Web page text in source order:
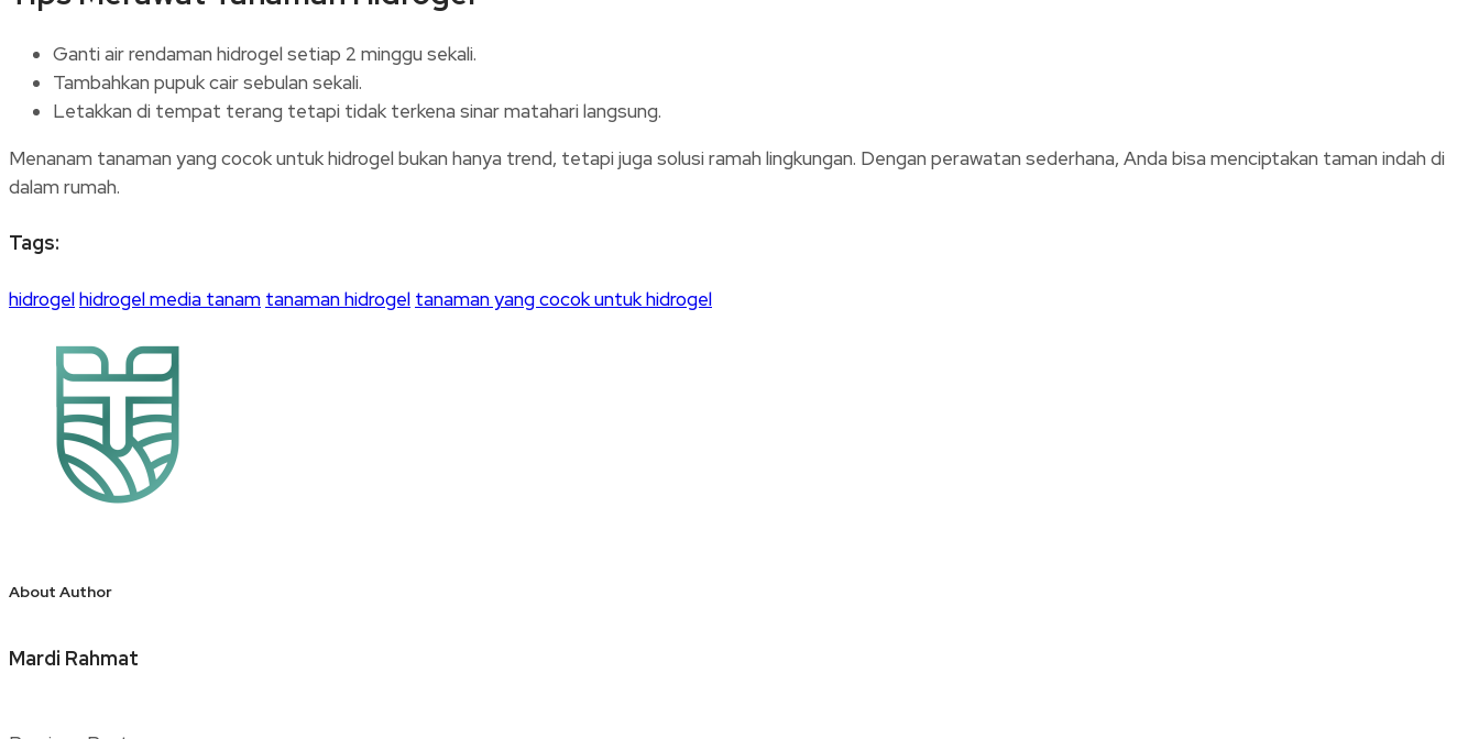
Ganti air rendaman hidrogel setiap 2 minggu sekali.
Tambahkan pupuk cair sebulan sekali.
Letakkan di tempat terang tetapi tidak terkena sinar matahari langsung.
Menanam tanaman yang cocok untuk hidrogel bukan hanya trend, tetapi juga solusi ramah lingkungan. Dengan perawatan sederhana, Anda bisa menciptakan taman indah di
dalam rumah.
Tags:
hidrogelhidrogel media tanam tanaman hidrogel tanaman yang cocok untuk hidrogel
About Author
Mardi Rahmat